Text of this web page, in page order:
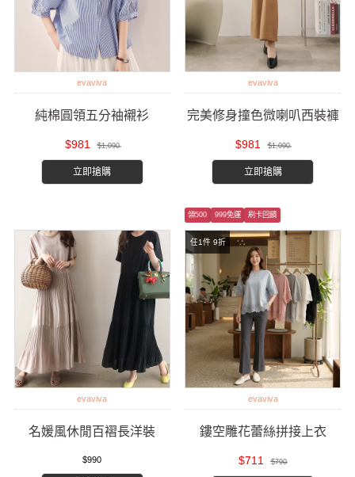
evaviva
純棉圓領五分袖襯衫
$981 $1,090
立即搶購
evaviva
完美修身撞色微喇叭西裝褲
$981 $1,090
立即搶購
evaviva
名媛風休閒百褶長洋裝
$990
任1件 9折
領500 999免運 刷卡回饋
evaviva
鏤空雕花蕾絲拼接上衣
$711 $790